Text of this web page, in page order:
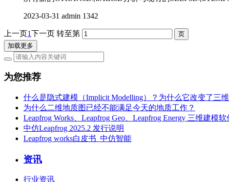
2023-03-31 admin 1342
上一页1下一页 转至第
加载更多
为您推荐
什么是隐式建模（Implicit Modelling）？为什么它改变了三
为什么二维地质图已经不能满足今天的地质工作？
Leapfrog Works、Leapfrog Geo、Leapfrog Energy 三维建模
中仿Leapfrog 2025.2 发行说明
Leapfrog works白皮书_中仿智能
资讯
行业资讯